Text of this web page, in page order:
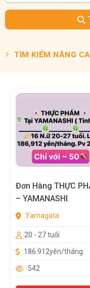
TÌM KIẾM NÂNG
Đơn Hàng THỰC
– YAMANASHI
Yamagata
20 - 27 tuổi
186.912yên/tháng
542